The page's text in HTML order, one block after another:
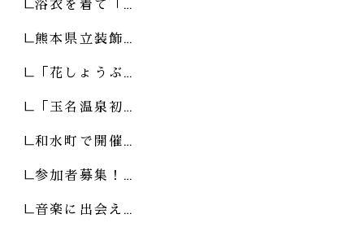
浴衣を着て「…
熊本県立装飾…
「花しょうぶ…
「玉名温泉初…
和水町で開催…
参加者募集！…
音楽に出会え…